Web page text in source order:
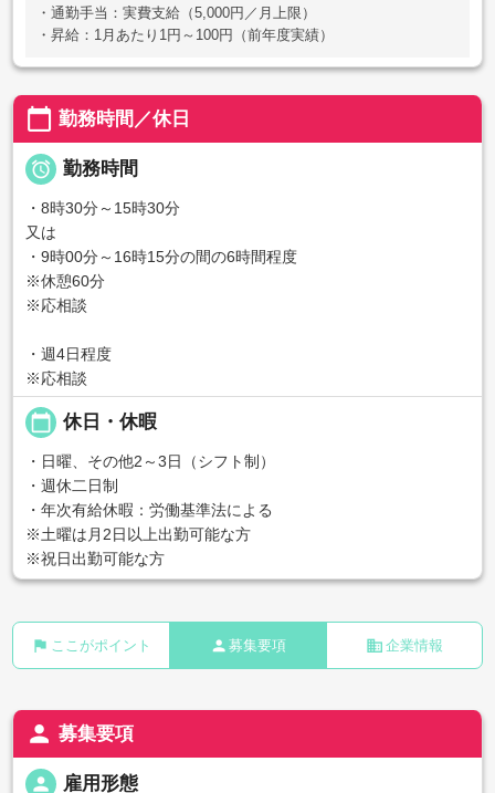
・通勤手当：実費支給（5,000円／月上限）
・昇給：1月あたり1円～100円（前年度実績）
calendar_today 勤務時間／休日
 勤務時間
・8時30分～15時30分
又は
・9時00分～16時15分の間の6時間程度
※休憩60分
※応相談
・週4日程度
※応相談
calendar_today 休日・休暇
・日曜、その他2～3日（シフト制）
・週休二日制
・年次有給休暇：労働基準法による
※土曜は月2日以上出勤可能な方
※祝日出勤可能な方
flag ここがポイント person 募集要項 business 企業情報
person 募集要項
person 雇用形態